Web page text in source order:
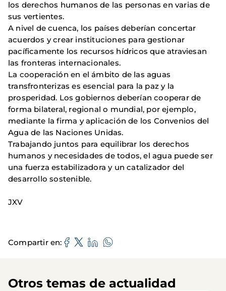
los derechos humanos de las personas en varias de
sus vertientes.
A nivel de cuenca, los países deberían concertar
acuerdos y crear instituciones para gestionar
pacíficamente los recursos hídricos que atraviesan
las fronteras internacionales.
La cooperación en el ámbito de las aguas
transfronterizas es esencial para la paz y la
prosperidad. Los gobiernos deberían cooperar de
forma bilateral, regional o mundial, por ejemplo,
mediante la firma y aplicación de los Convenios del
Agua de las Naciones Unidas.
Trabajando juntos para equilibrar los derechos
humanos y necesidades de todos, el agua puede ser
una fuerza estabilizadora y un catalizador del
desarrollo sostenible.
JXV
Compartir en
Otros temas de actualidad